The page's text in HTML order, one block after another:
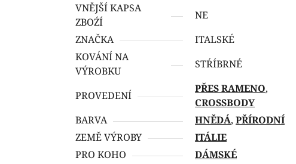
VNĚJŠÍ KAPSA
ZBOŹÍ
NE
ZNAČKA
ITALSKÉ
KOVÁNÍ NA
VÝROBKU
STŔÍBRNÉ
PROVEDENÍ
PŘES RAMENO,
CROSSBODY
BARVA
HNĚDÁ,PŘÍRODNÍ
ZEMĚ VÝROBY
ITÁLIE
PRO KOHO
DÁMSKÉ